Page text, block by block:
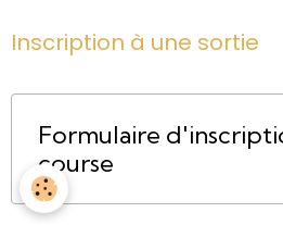
Inscription à une sortie
Formulaire
course